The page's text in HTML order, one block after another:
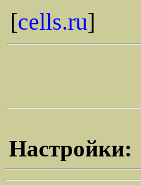
[cells.ru]
Настройки: